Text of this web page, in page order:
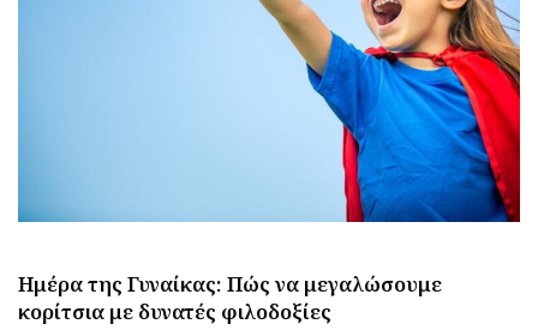
Ημέρα της Γυναίκας: Πώς να μεγαλώσουμε
κορίτσια με δυνατές φιλοδοξίες